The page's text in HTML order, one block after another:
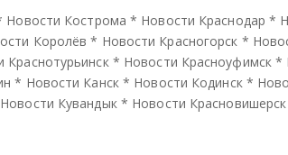
Новости Кострома * Новости Краснодар *
Королёв * Новости Красногорск *
Краснотурьинск* Новости Красноуфимск *
* Новости Канск* Новости Кодинск*
Новости Кувандык* Новости Красновишерск